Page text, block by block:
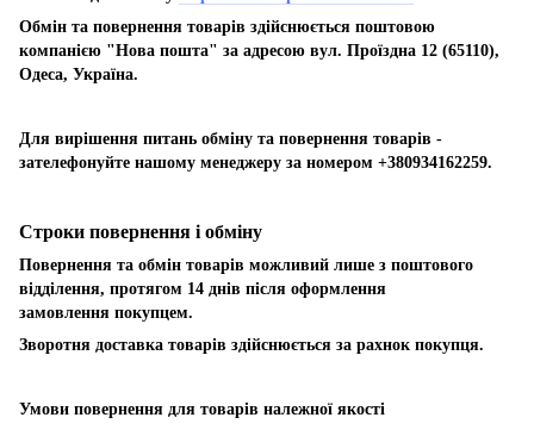
Обмін та повернення товарів здійснюється поштовою
компанією "Нова пошта" за адресою вул. Проїздна 12 (65110),
Одеса, Україна.
Для вирішення питань обміну та повернення товарів -
зателефонуйте нашому менеджеру за номером +380934162259.
Строки повернення і обміну
Повернення та обмін товарів можливий лише з поштового
відділення, протягом 14 днів після оформлення
замовлення покупцем.
Зворотня доставка товарів здійснюється за рахнок покупця.
Умови повернення для товарів належної якості